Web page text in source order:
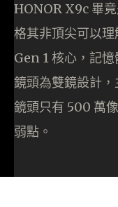
HONOR X9c 畢
格其非頂尖可以
Gen 1 核心，記
鏡頭為雙鏡設計
鏡頭只有 500 萬
弱點。